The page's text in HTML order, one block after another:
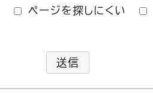
ページを探しにくい
送信